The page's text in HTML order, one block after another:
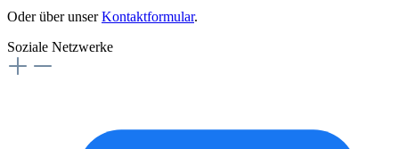
Oder über unserKontaktformular.
Soziale Netzwerke